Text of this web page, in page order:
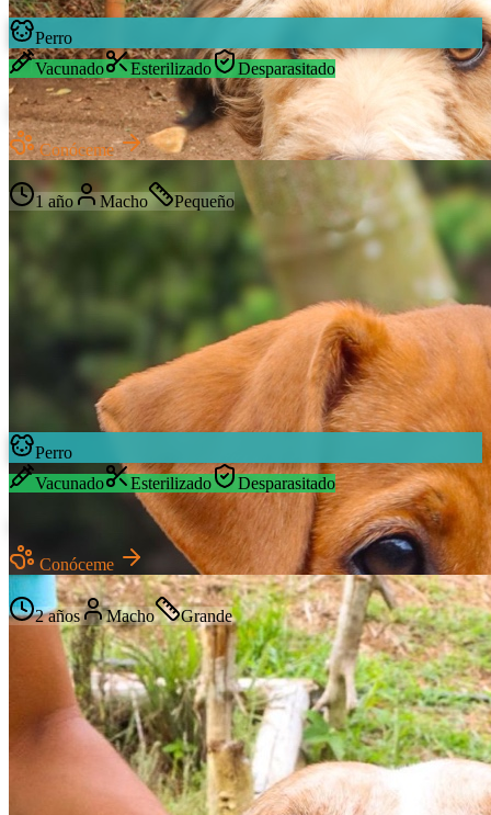
Perro
Vacunado
Esterilizado Desparasitado
Milo
Mestizo
1 año Macho Pequeño
Perro
Vacunado
Esterilizado Desparasitado
Mestizo
2 años Macho Grande
Conóceme
Conóceme